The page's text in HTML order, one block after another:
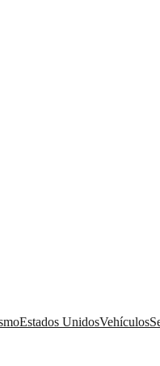
Estados UnidosVehículos